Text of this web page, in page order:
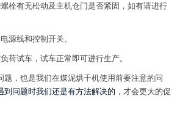
栓有无松动及主机仓门是否紧固，如有请进行
源线和控制开关。
荷试车，试车正常即可进行生产。
题，也是我们在煤泥烘干机使用前要注意的问
到问题时我们还是有方法解决的 ，才会更大的促